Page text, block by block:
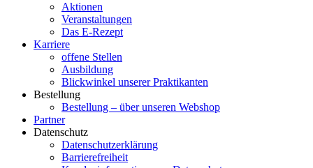
Aktionen
Veranstaltungen
Das E-Rezept
Karriere
offene Stellen
Ausbildung
Blickwinkel unserer Praktikanten
Bestellung
Bestellung – über unseren Webshop
Partner
Datenschutz
Datenschutzerklärung
Barrierefreiheit